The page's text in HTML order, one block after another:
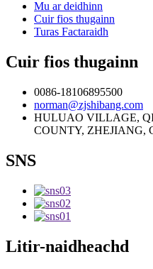
Mu ar deidhinn
Cuir fios thugainn
Turas Factaraidh
Cuir fios thugainn
0086-18106895500
norman@zjshibang.com
HULUAO VILLAGE,
COUNTY, ZHEJIANG,
SNS
Litir-naidheachd